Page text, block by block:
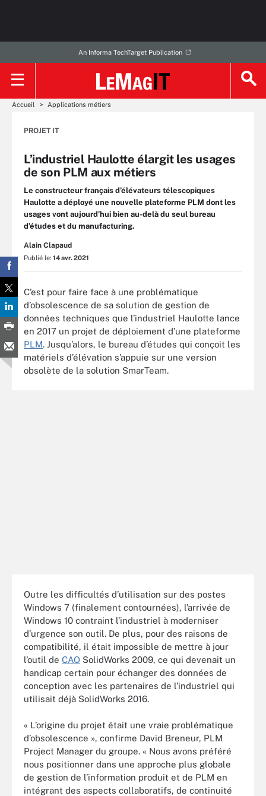
An Informa TechTarget Publication
Accueil Applications métiers
PROJET IT
L’industriel Haulotte élargit les usages
de son PLM aux métiers
Le constructeur français d’élévateurs télescopiques
Haulotte a déployé une nouvelle plateforme PLM dont les
usages vont aujourd’hui bien au-delà du seul bureau
d’études et du manufacturing.
Alain Clapaud
Publié le: 14 avr. 2021
C’est pour faire face à une problématique
d’obsolescence de sa solution de gestion de
données techniques que l’industriel Haulotte lance
en 2017 un projet de déploiement d’une plateforme
PLM. Jusqu’alors, le bureau d’études qui conçoit les
matériels d’élévation s’appuie sur une version
obsolète de la solution SmarTeam.
Outre les difficultés d’utilisation sur des postes
Windows 7 (finalement contournées), l’arrivée de
Windows 10 contraint l’industriel à moderniser
d’urgence son outil. De plus, pour des raisons de
compatibilité, il était impossible de mettre à jour
l’outil de CAO SolidWorks 2009, ce qui devenait un
handicap certain pour échanger des données de
conception avec les partenaires de l’industriel qui
utilisait déjà SolidWorks 2016.
« L’origine du projet était une vraie problématique
d’obsolescence », confirme David Breneur, PLM
Project Manager du groupe. « Nous avons préféré
nous positionner dans une approche plus globale
de gestion de l’information produit et de PLM en
intégrant des aspects collaboratifs, de continuité